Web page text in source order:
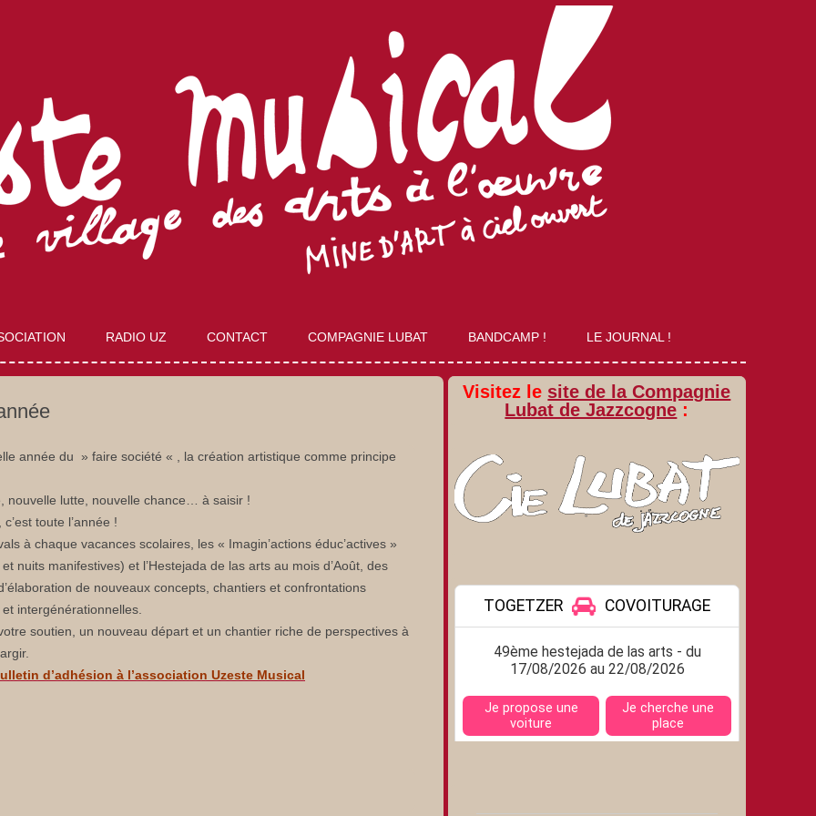
au
contenu
RADIO UZ CONTACT COMPAGNIE LUBAT BANDCAMP ! LE JOURNAL !
année du » faire société « , la création artistique comme principe
nouvelle lutte, nouvelle chance… à saisir !
toute l’année !
à chaque vacances scolaires, les « Imagin’actions éduc’actives »
nuits manifestives) et l’Hestejada de las arts au mois d’Août, des
de nouveaux concepts, chantiers et confrontations
intergénérationnelles.
soutien, un nouveau départ et un chantier riche de perspectives à
d’adhésion à l’association Uzeste Musical
Visitez le site de la Compagnie
Lubat de Jazzcogne :